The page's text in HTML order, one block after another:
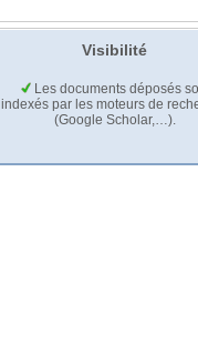
Visibilité
Les documents déposés
indexés par les moteurs de
(Google Scholar,…).